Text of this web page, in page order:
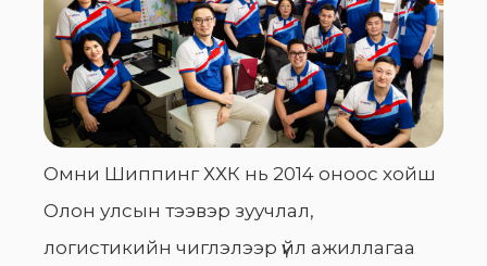
Омни Шиппинг ХХК нь 2014 оноос хойш
Олон улсын тээвэр зуучлал,
логистикийн чиглэлээр үйл ажиллагаа